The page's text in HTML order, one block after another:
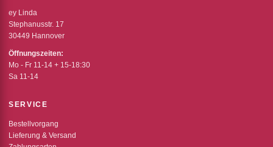
ey Linda
Stephanusstr. 17
30449 Hannover
Öffnungszeiten:
Mo - Fr 11-14 + 15-18:30
Sa 11-14
SERVICE
Bestellvorgang
Lieferung & Versand